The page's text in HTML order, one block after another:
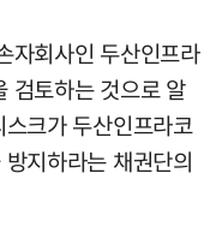
자회사인 두산인프라
검토하는 것으로 알
크가 두산인프라코
지하라는 채권단의